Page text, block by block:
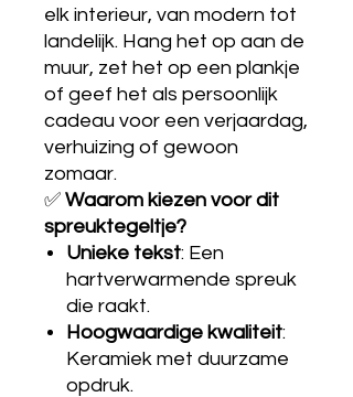
elk interieur, van modern tot
landelijk. Hang het op aan de
muur, zet het op een plankje
of geef het als persoonlijk
cadeau voor een verjaardag,
verhuizing of gewoon
zomaar.
✅ Waarom kiezen voor dit
spreuktegeltje?
Unieke tekst: Een
hartverwarmende spreuk
die raakt.
Hoogwaardige kwaliteit:
Keramiek met duurzame
opdruk.